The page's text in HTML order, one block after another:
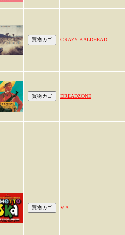
CRAZY BALDHEAD
DREADZONE
V.A.